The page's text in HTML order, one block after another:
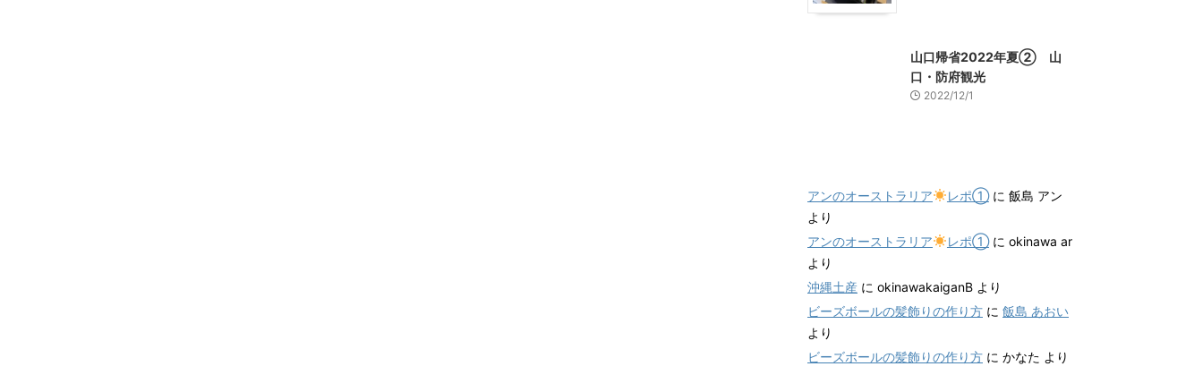
山口帰省2022年夏② 山
口・防府観光
2022/12/1
アンのオーストラリア レポ①に 飯島 アン
より
アンのオーストラリア
レポ①に okinawa ar
より
沖縄土産 に okinawakaiganB より
ビーズボールの髪飾りの作り方 に 飯島 あおい
より
ビーズボールの髪飾りの作り方 に かなた より